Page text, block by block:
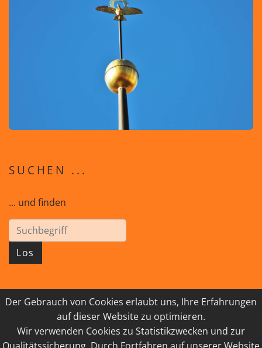
Der Gebrauch von Cookies erlaubt uns, Ihre Erfahrungen
auf dieser Website zu optimieren.
Wir verwenden Cookies zu Statistikzwecken und zur
SUCHEN ...
... und finden
Los
© 2026 GEISTreich - Diözese Innsbruck
IMPRESSUM
LINKSAMMLUNG